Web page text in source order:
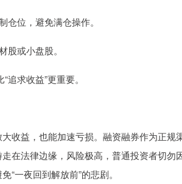
位，避免满仓操作。
或小盘股。
求收益”更重要。
收益，也能加速亏损。融资融券作为正规
在法律边缘，风险极高，普通投资者切勿
“一夜回到解放前”的悲剧。